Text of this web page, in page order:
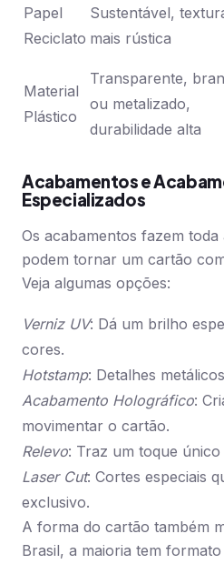
Papel
Reciclato
Sustentável,
mais rústica
Material
Plástico
Transparente,
ou metalizado,
durabilidade alta
Acabamentos e
Especializados
Os acabamentos fazem toda
podem tornar um cartão
Veja algumas opções:
Verniz UV: Dá um brilho
cores.
Hotstamp: Detalhes
Acabamento Holográfico:
movimentar o cartão.
Relevo: Traz um toque
Laser Cut: Cortes especiais
exclusivo.
A forma do cartão também
Brasil, a maioria tem